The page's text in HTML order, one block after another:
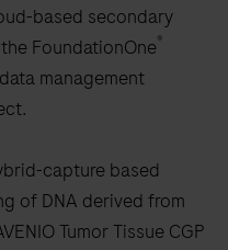
based secondary
FoundationOne®
management
capture based
of DNA derived from
Tumor Tissue CGP